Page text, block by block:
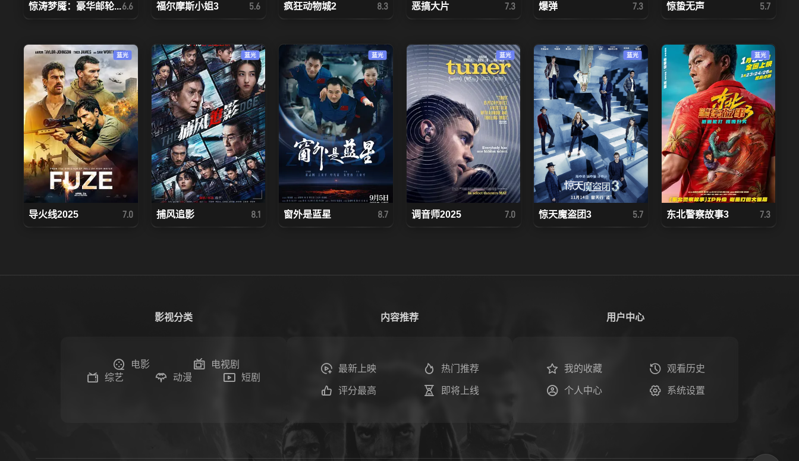
惊涛梦魇：豪华邮轮...6.6 福尔摩斯小姐3 5.6 疯狂动物城2 8.3 恶搞大片 7.3 爆弹 7.3 惊蛰无声 5.7
蓝光
导火线2025 7.0
蓝光
捕风追影 8.1
蓝光
窗外是蓝星 8.7
蓝光
调音师2025 7.0
蓝光
惊天魔盗团3 5.7
蓝光
东北警察故事3 7.3
影视分类
电影
电视剧
综艺
动漫 短剧
内容推荐
最新上映 热门推荐
评分最高 即将上线
用户中心
我的收藏 观看历史
个人中心 系统设置